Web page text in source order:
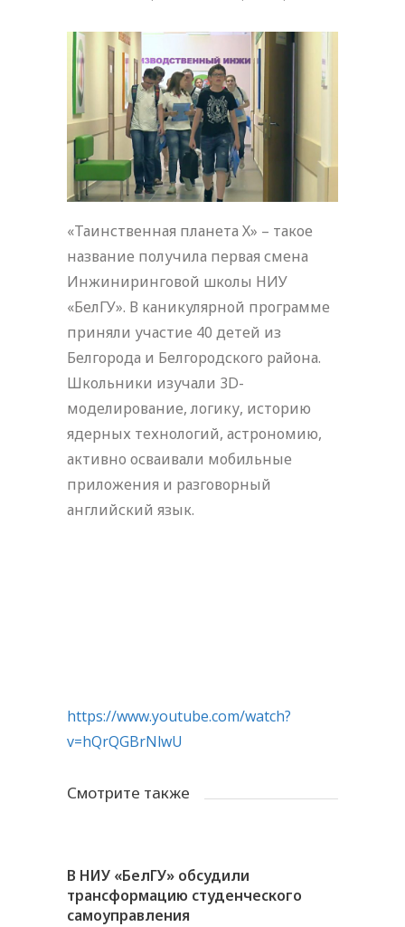
«Таинственная планета Х» – такое
название получила первая смена
Инжиниринговой школы НИУ
«БелГУ». В каникулярной программе
приняли участие 40 детей из
Белгорода и Белгородского района.
Школьники изучали 3D-
моделирование, логику, историю
ядерных технологий, астрономию,
активно осваивали мобильные
приложения и разговорный
английский язык.
https://www.youtube.com/watch?
v=hQrQGBrNlwU
Смотрите также
В НИУ «БелГУ» обсудили
трансформацию студенческого
самоуправления